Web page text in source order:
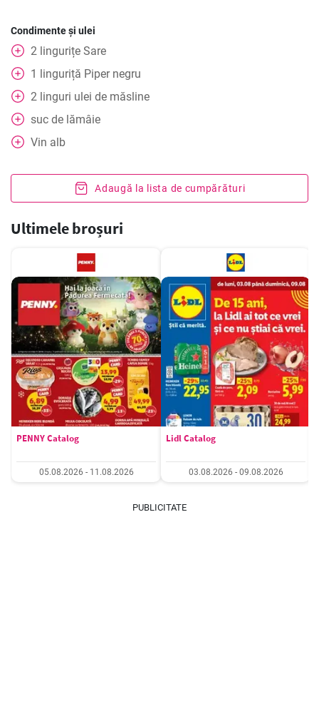
Condimente și ulei
2 lingurițe Sare
1 linguriță Piper negru
2 linguri ulei de măsline
suc de lămâie
Vin alb
Adaugă la lista de cumpărături
Ultimele broșuri
PENNY Catalog
05.08.2026 - 11.08.2026
Lidl Catalog
03.08.2026 - 09.08.2026
PUBLICITATE